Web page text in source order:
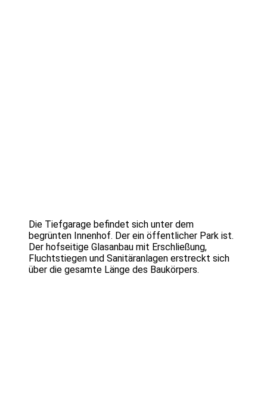
Die Tiefgarage befindet sich unter dem
begrünten Innenhof. Der ein öffentlicher Park ist.
Der hofseitige Glasanbau mit Erschließung,
Fluchtstiegen und Sanitäranlagen erstreckt sich
über die gesamte Länge des Baukörpers.